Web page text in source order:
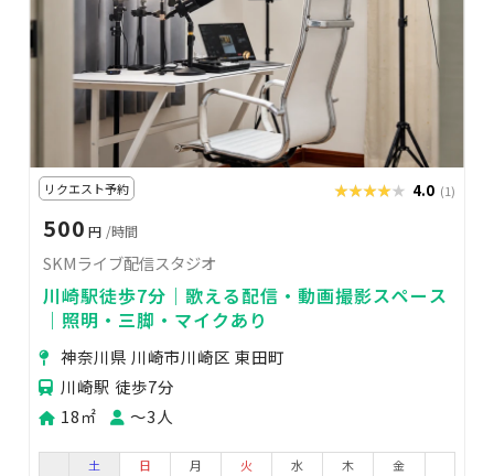
リクエスト予約 ★★★★★
★★★★★ 4.0 (1)
500 円 /時間
SKMライブ配信スタジオ
川崎駅徒歩7分｜歌える配信・動画撮影スペース
｜照明・三脚・マイクあり
神奈川県 川崎市川崎区 東田町
川崎駅 徒歩7分
18㎡
〜3人
土
日
月
火
水
木
金